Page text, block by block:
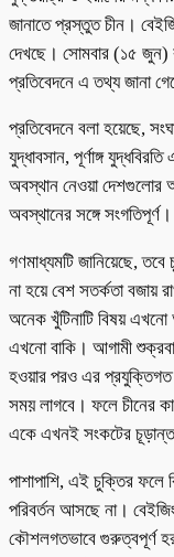
জানাতে প্রস্তুত চীন।
দেখছে। সোমবার (১৫ জুন)
প্রতিবেদনে এ তথ্য জানা
প্রতিবেদনে বলা হয়েছে,
যুদ্ধাবসান, পূর্ণাঙ্গ
অবস্থান নেওয়া দেশগুলোর
অবস্থানের সঙ্গে সংগতিপূর্ণ।
গণমাধ্যমটি জানিয়েছে,
না হয়ে বেশ সতর্কতা বজায়
অনেক খুঁটিনাটি বিষয়
এখনো বাকি। আগামী
হওয়ার পরও এর
সময় লাগবে। ফলে চীনের
একে এখনই সংকটের চূড়ান্ত
পাশাপাশি, এই চুক্তির ফলে
পরিবর্তন আসছে না।
কৌশলগতভাবে গুরুত্বপূর্ণ